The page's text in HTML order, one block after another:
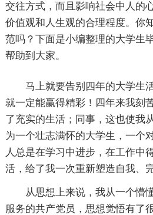
交往方式，而且影响社会中人的
价值观和人生观的合理程度。你
范吗？下面是小编整理的大学生
帮助到大家。
马上就要告别四年的大学生
就一定能赢得精彩！四年来我刻
了充实的生活；同事，这也使我
为一个壮志满怀的大学生，一个
人总是在学习中进步，在工作中
活，给了我一次重新塑造自我、
从思想上来说，我从一个懵
服务的共产党员，思想觉悟有了